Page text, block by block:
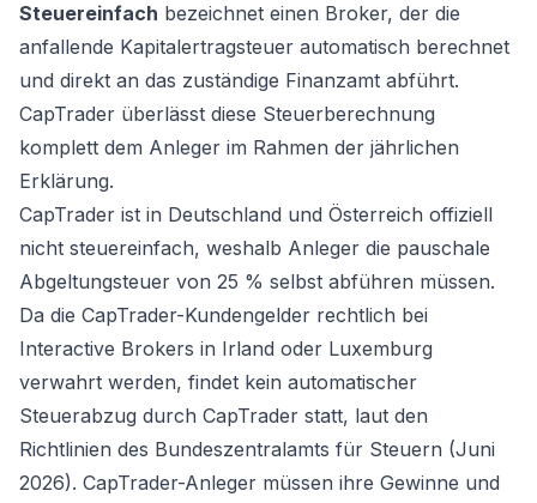
Steuereinfach bezeichnet einen Broker, der die
anfallende Kapitalertragsteuer automatisch berechnet
und direkt an das zuständige Finanzamt abführt.
CapTrader überlässt diese Steuerberechnung
komplett dem Anleger im Rahmen der jährlichen
Erklärung.
CapTrader ist in Deutschland und Österreich offiziell
nicht steuereinfach, weshalb Anleger die pauschale
Abgeltungsteuer von 25 % selbst abführen müssen.
Da die CapTrader-Kundengelder rechtlich bei
Interactive Brokers in Irland oder Luxemburg
verwahrt werden, findet kein automatischer
Steuerabzug durch CapTrader statt, laut den
Richtlinien des Bundeszentralamts für Steuern (Juni
2026). CapTrader-Anleger müssen ihre Gewinne und